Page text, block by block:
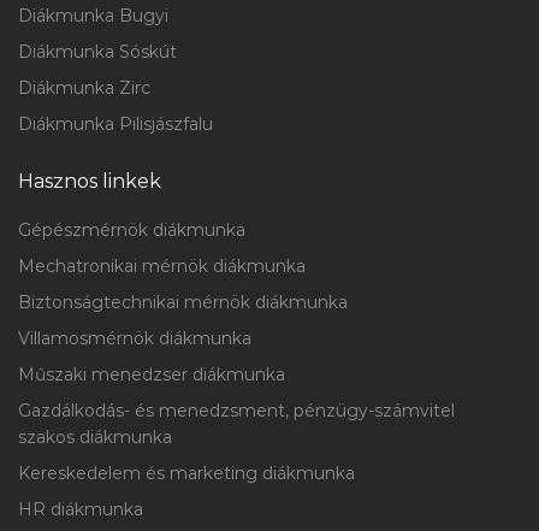
Diákmunka Bugyi
Diákmunka Sóskút
Diákmunka Zirc
Diákmunka Pilisjászfalu
Hasznos linkek
Gépészmérnök diákmunka
Mechatronikai mérnök diákmunka
Biztonságtechnikai mérnök diákmunka
Villamosmérnök diákmunka
Műszaki menedzser diákmunka
Gazdálkodás- és menedzsment, pénzügy-számvitel
szakos diákmunka
Kereskedelem és marketing diákmunka
HR diákmunka